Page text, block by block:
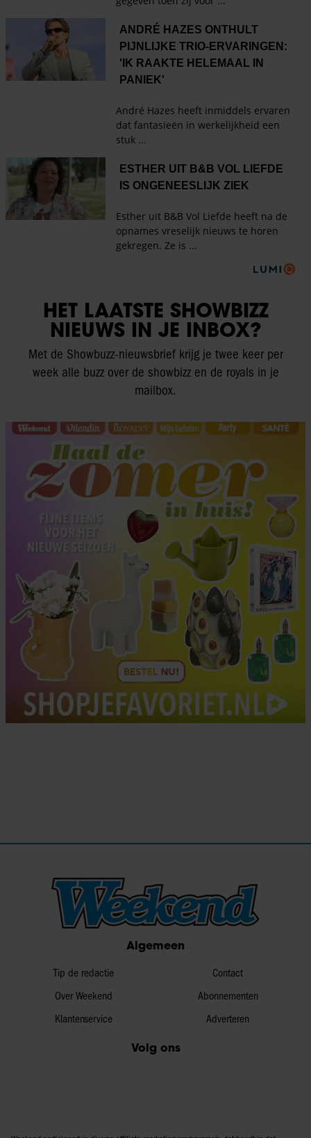
HET LAATSTE SHOWBIZZ
NIEUWS IN JE INBOX?
Met de Showbuzz-nieuwsbrief krijg je twee keer per
week alle buzz over de showbizz en de royals in je
mailbox.
Algemeen
Tip de redactie
Over Weekend
Klantenservice
Contact
Abonnementen
Adverteren
Volg ons